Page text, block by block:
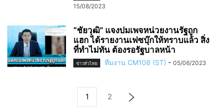
15/08/2023
“ชัยวุฒิ” แจงปมเพจหน่วยงานรัฐถูก
แฮก ได้รายงานเฟซบุ๊กให้ทราบแล้ว สิ่ง
ที่ทำไม่ทัน ต้องรอรัฐบาลหน้า
ข่าวทั่วไทย ทีมงาน CM108 (ST) - 05/06/2023
1 2